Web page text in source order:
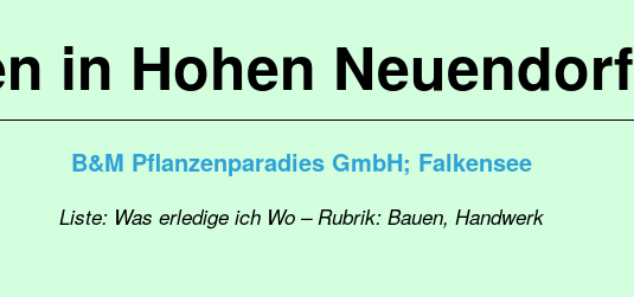
in Hohen Neuendorf
B&M Pflanzenparadies GmbH; Falkensee
Liste: Was erledige ich Wo – Rubrik: Bauen, Handwerk